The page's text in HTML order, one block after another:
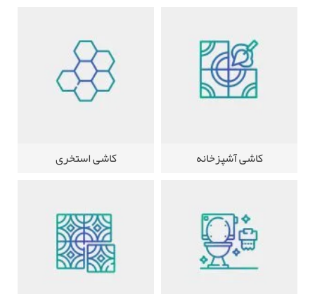
کاشی آشپزخانه کاشی استخری